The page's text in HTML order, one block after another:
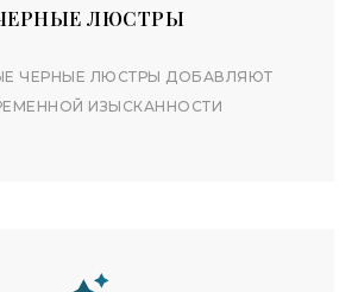
ЛЮСТРЫ
ЧЕРНЫЕ ЛЮСТРЫ ДОБАВЛЯЮТ
ИЗЫСКАННОСТИ